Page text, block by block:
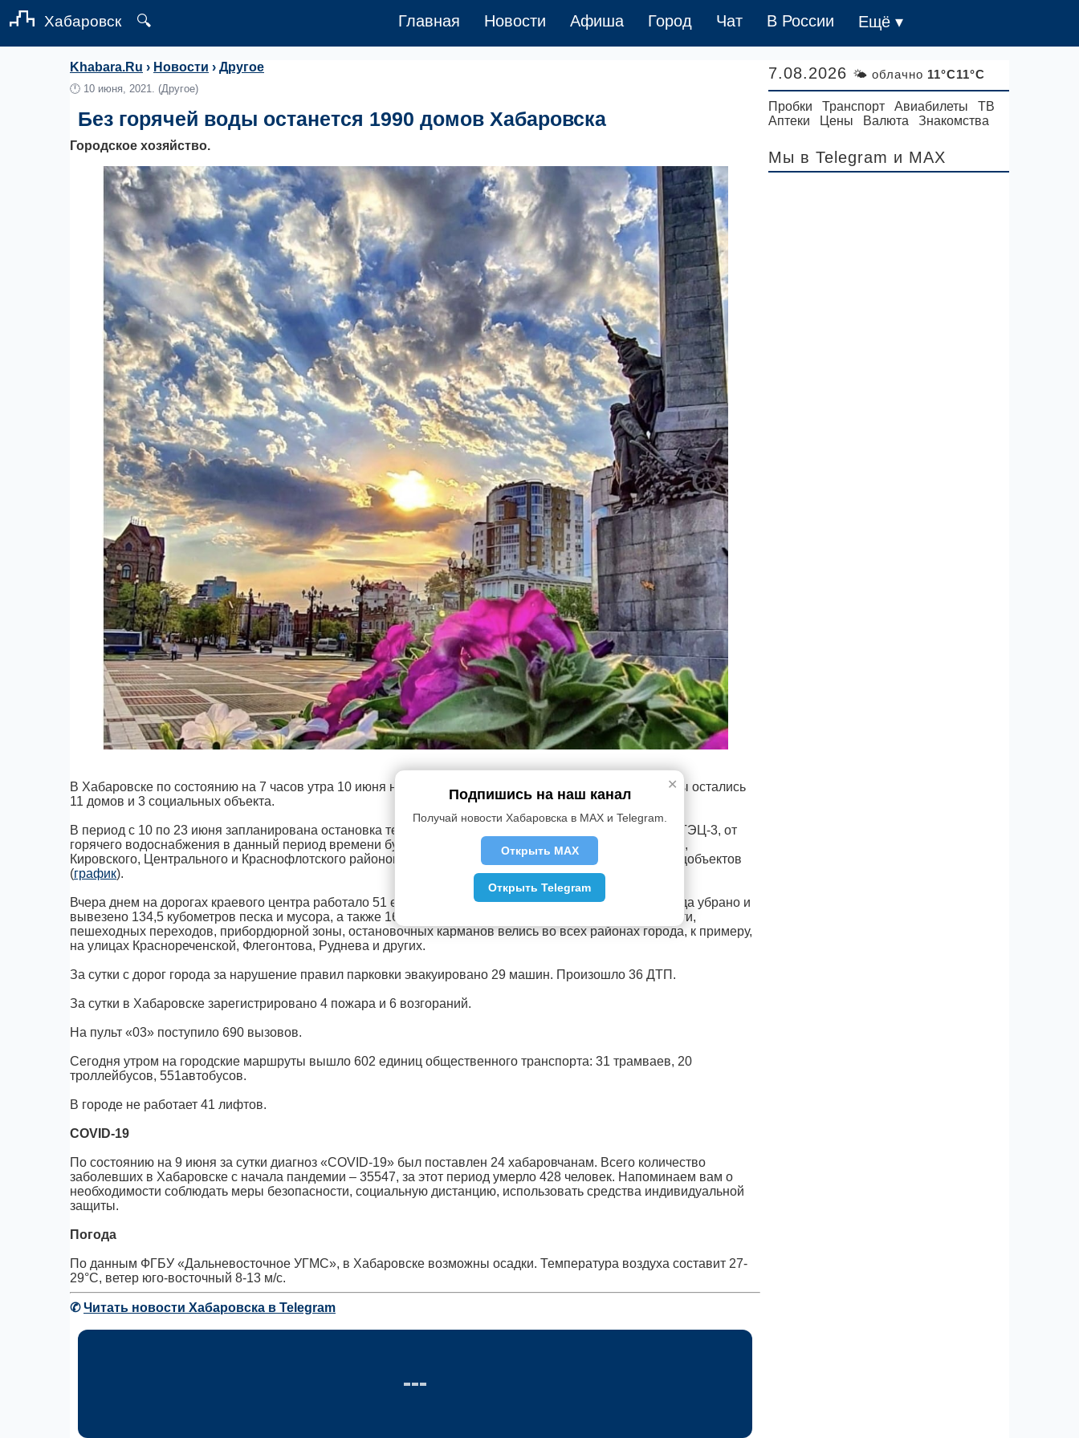
Хабаровск 🔍 Главная Новости Афиша Город Чат В России Ещё ▾
Khabara.Ru › Новости › Другое
🕛 10 июня, 2021. (Другое)
Без горячей воды останется 1990 домов Хабаровска
Городское хозяйство.
В Хабаровске по состоянию на 7 часов утра 10 июня нет отключений холодной воды, без горячей воды остались
11 домов и 3 социальных объекта.
В период с 10 по 23 июня запланирована остановка теплофикационного оборудования Хабаровской ТЭЦ-3, от
горячего водоснабжения в данный период времени будут отключены потребители Железнодорожного,
Кировского, Центрального и Краснофлотского районов. Всего без ГВС останутся 1990 домов и 104 соцобъектов
(график).
Вчера днем на дорогах краевого центра работало 51 единиц техники, ночью – 10. С магистралей города убрано и
вывезено 134,5 кубометров песка и мусора, а также 167 мешков. Очистка и подметание проезжей части,
пешеходных переходов, прибордюрной зоны, остановочных карманов велись во всех районах города, к примеру,
на улицах Краснореченской, Флегонтова, Руднева и других.
За сутки с дорог города за нарушение правил парковки эвакуировано 29 машин. Произошло 36 ДТП.
За сутки в Хабаровске зарегистрировано 4 пожара и 6 возгораний.
На пульт «03» поступило 690 вызовов.
Сегодня утром на городские маршруты вышло 602 единиц общественного транспорта: 31 трамваев, 20
троллейбусов, 551автобусов.
В городе не работает 41 лифтов.
COVID-19
По состоянию на 9 июня за сутки диагноз «COVID-19» был поставлен 24 хабаровчанам. Всего количество
заболевших в Хабаровске с начала пандемии – 35547, за этот период умерло 428 человек. Напоминаем вам о
необходимости соблюдать меры безопасности, социальную дистанцию, использовать средства индивидуальной
защиты.
Погода
По данным ФГБУ «Дальневосточное УГМС», в Хабаровске возможны осадки. Температура воздуха составит 27-
29°C, ветер юго-восточный 8-13 м/с.
✆Читать новости Хабаровска в Telegram
✕
Подпишись на наш канал
Получай новости Хабаровска в MAX и Telegram.
Открыть MAX
Открыть Telegram
7.08.2026 🌤 облачно 11°C11°C
Пробки Транспорт Авиабилеты
ТВ
Аптеки
Цены Валюта Знакомства
Мы в Telegram и MAX